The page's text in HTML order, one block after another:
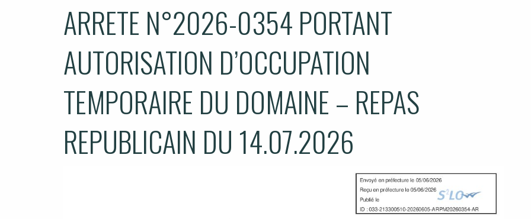
ARRETE N°2026-0354 PORTANT
AUTORISATION D’OCCUPATION
TEMPORAIRE DU DOMAINE – REPAS
REPUBLICAIN DU 14.07.2026